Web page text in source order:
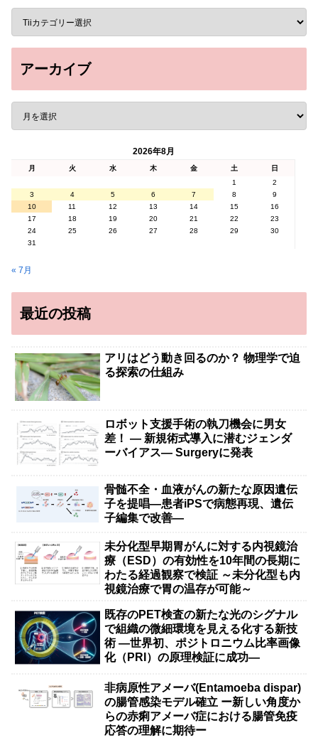
アーカイブ
2026年8月
月 火 水 木 金 土
日
1
2
3
4 5 6 7 8
9
10
11 12 13 14 15
16
17
18 19 20 21 22
23
24
25 26 27 28 29
30
31
« 7月
最近の投稿
アリはどう動き回るのか？ 物理学で迫
る探索の仕組み
ロボット支援手術の執刀機会に男女
差！ — 新規術式導入に潜むジェンダ
ーバイアス— Surgeryに発表
骨髄不全・血液がんの新たな原因遺伝
子を提唱―患者iPSで病態再現、遺伝
子編集で改善―
未分化型早期胃がんに対する内視鏡治
療（ESD）の有効性を10年間の長期に
わたる経過観察で検証 ～未分化型も内
視鏡治療で胃の温存が可能～
既存のPET検査の新たな光のシグナル
で組織の微細環境を見える化する新技
術 ―世界初、ポジトロニウム比率画像
化（PRI）の原理検証に成功―
非病原性アメーバ(Entamoeba dispar)
の腸管感染モデル確立 ー新しい角度か
らの赤痢アメーバ症における腸管免疫
応答の理解に期待ー